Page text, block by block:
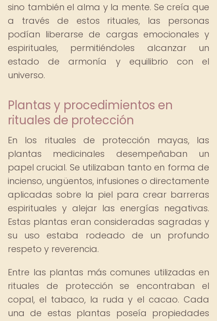
sino también el alma y la mente. Se creía que
a través de estos rituales, las personas
podían liberarse de cargas emocionales y
espirituales, permitiéndoles alcanzar un
estado de armonía y equilibrio con el
universo.
Plantas y procedimientos en
rituales de protección
En los rituales de protección mayas, las
plantas medicinales desempeñaban un
papel crucial. Se utilizaban tanto en forma de
incienso, ungüentos, infusiones o directamente
aplicadas sobre la piel para crear barreras
espirituales y alejar las energías negativas.
Estas plantas eran consideradas sagradas y
su uso estaba rodeado de un profundo
respeto y reverencia.
Entre las plantas más comunes utilizadas en
rituales de protección se encontraban el
copal, el tabaco, la ruda y el cacao. Cada
una de estas plantas poseía propiedades